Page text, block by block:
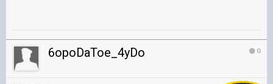
0
6opoDaToe_4yDo